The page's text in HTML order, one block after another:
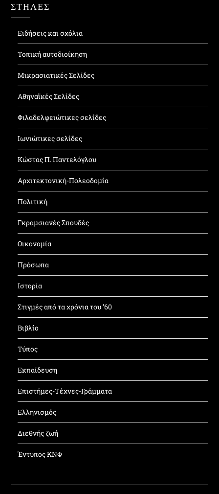
ΣΤΗΛΕΣ
Ειδήσεις και σχόλια
Τοπική αυτοδιοίκηση
Μικρασιατικές Σελίδες
Αθηναϊκές Σελίδες
Φιλαδελφειώτικες σελίδες
Ιωνιώτικες σελίδες
Κώστας Π. Παντελόγλου
Αρχιτεκτονική-Πολεοδομία
Πολιτική
Γκραμσιανές Σπουδές
Οικονομία
Πρόσωπα
Ιστορία
Στιγμές από τα χρόνια του ’60
Βιβλίο
Τύπος
Εκπαίδευση
Επιστήμες-Τέχνες-Γράμματα
Ελληνισμός
Διεθνής ζωή
Έντυπος ΚΝΦ